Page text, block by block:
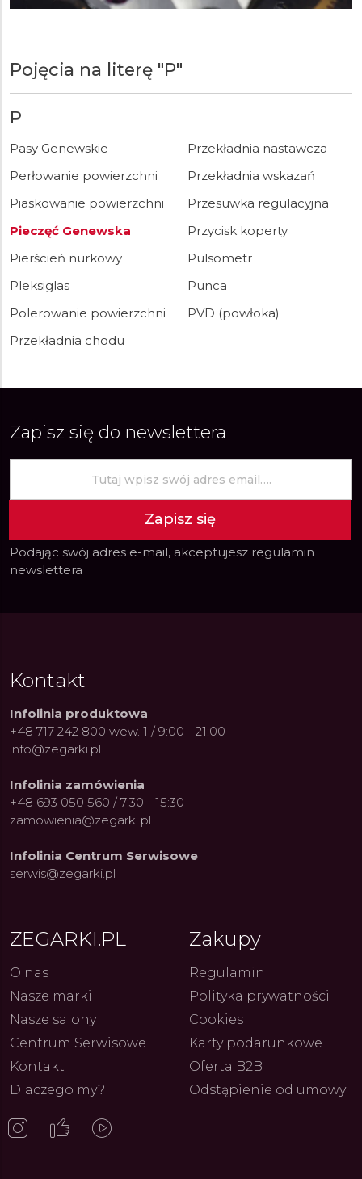
Pojęcia na literę "P"
P
Pasy Genewskie
Perłowanie powierzchni
Piaskowanie powierzchni
Pieczęć Genewska
Pierścień nurkowy
Pleksiglas
Polerowanie powierzchni
Przekładnia chodu
Przekładnia nastawcza
Przekładnia wskazań
Przesuwka regulacyjna
Przycisk koperty
Pulsometr
Punca
PVD (powłoka)
Zapisz się do newslettera
Zapisz się
Podając swój adres e-mail, akceptujesz regulamin
newslettera
Kontakt
Infolinia produktowa
+48 717 242 800 wew. 1 / 9:00 - 21:00
info@zegarki.pl
Infolinia zamówienia
+48 693 050 560 / 7:30 - 15:30
zamowienia@zegarki.pl
Infolinia Centrum Serwisowe
serwis@zegarki.pl
ZEGARKI.PL
O nas
Nasze marki
Nasze salony
Centrum Serwisowe
Kontakt
Dlaczego my?
Zakupy
Regulamin
Polityka prywatności
Cookies
Karty podarunkowe
Oferta B2B
Odstąpienie od umowy